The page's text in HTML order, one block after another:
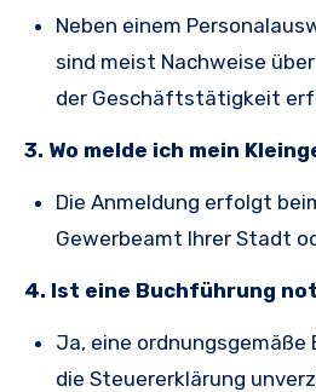
Neben einem
sind meist Nachweise
der Geschäftstätigkeit
3. Wo melde ich mein
Die Anmeldung erfolgt
Gewerbeamt Ihrer Stadt
4. Ist eine Buchführung
Ja, eine
die Steuererklärung